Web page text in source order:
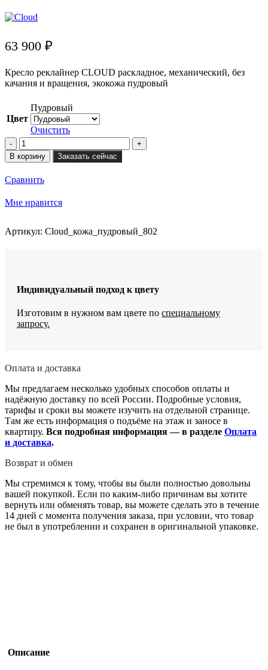
63 900 ₽
Кресло реклайнер CLOUD раскладное, механический, без
качания и вращения, экокожа пудровый
Цвет
Пудровый
Очистить
Количество
товара
Кресло
CLOUD
без
и
вращения
В корзину Заказать сейчас
Сравнить
Мне нравится
Артикул: Cloud_кожа_пудровый_802
Индивидуальный подход к цвету
Изготовим в нужном вам цвете по специальному
запросу.
Оплата и доставка
Мы предлагаем несколько удобных способов оплаты и
надёжную доставку по всей России. Подробные условия,
тарифы и сроки вы можете изучить на отдельной странице.
Там же есть информация о подъёме на этаж и заносе в
квартиру. Вся подробная информация — в разделе Оплата
и доставка.
Возврат и обмен
Мы стремимся к тому, чтобы вы были полностью довольны
вашей покупкой. Если по каким-либо причинам вы хотите
вернуть или обменять товар, вы можете сделать это в течение
14 дней с момента получения заказа, при условии, что товар
не был в употреблении и сохранен в оригинальной упаковке.
Описание